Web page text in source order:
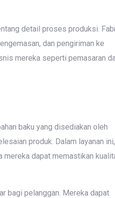
detail proses produksi.
dan pengiriman ke
mereka seperti pemasaran
baku yang disediakan oleh
produk. Dalam layanan ini,
mereka dapat memastikan
bagi pelanggan. Mereka dapat